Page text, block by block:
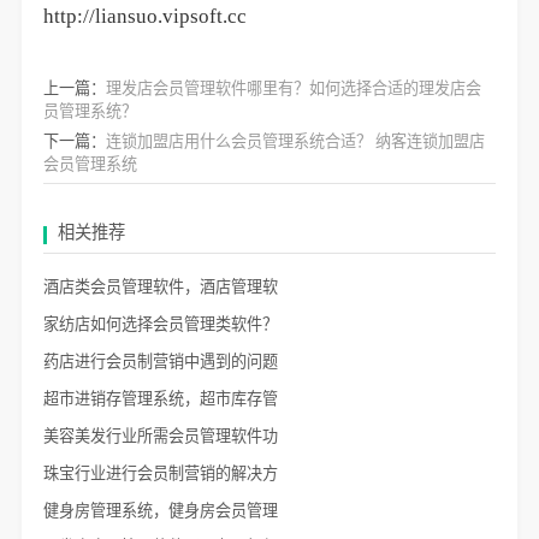
http://liansuo.vipsoft.cc
上一篇： 理发店会员管理软件哪里有？如何选择合适的理发店会
员管理系统？
下一篇： 连锁加盟店用什么会员管理系统合适？ 纳客连锁加盟店
会员管理系统
相关推荐
酒店类会员管理软件，酒店管理软
家纺店如何选择会员管理类软件？
药店进行会员制营销中遇到的问题
超市进销存管理系统，超市库存管
美容美发行业所需会员管理软件功
珠宝行业进行会员制营销的解决方
健身房管理系统，健身房会员管理